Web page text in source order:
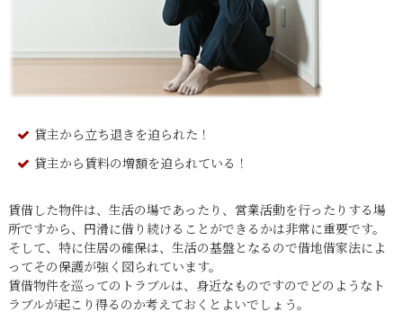
貸主から立ち退きを迫られた！
貸主から賃料の増額を迫られている！
賃借した物件は、生活の場であったり、営業活動を行ったりする場
所ですから、円滑に借り続けることができるかは非常に重要です。
そして、特に住居の確保は、生活の基盤となるので借地借家法によ
ってその保護が強く図られています。
賃借物件を巡ってのトラブルは、身近なものですのでどのようなト
ラブルが起こり得るのか考えておくとよいでしょう。